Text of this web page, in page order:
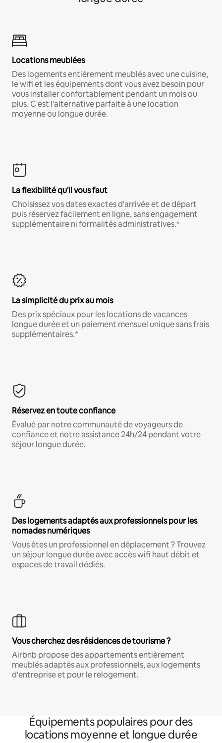
Locations meublées
Des logements entièrement meublés avec une cuisine,
le wifi et les équipements dont vous avez besoin pour
vous installer confortablement pendant un mois ou
plus. C'est l'alternative parfaite à une location
moyenne ou longue durée.
La flexibilité qu'il vous faut
Choisissez vos dates exactes d'arrivée et de départ
puis réservez facilement en ligne, sans engagement
supplémentaire ni formalités administratives.*
La simplicité du prix au mois
Des prix spéciaux pour les locations de vacances
longue durée et un paiement mensuel unique sans frais
supplémentaires.*
Réservez en toute confiance
Évalué par notre communauté de voyageurs de
confiance et notre assistance 24h/24 pendant votre
séjour longue durée.
Des logements adaptés aux professionnels pour les
nomades numériques
Vous êtes un professionnel en déplacement ? Trouvez
un séjour longue durée avec accès wifi haut débit et
espaces de travail dédiés.
Vous cherchez des résidences de tourisme ?
Airbnb propose des appartements entièrement
meublés adaptés aux professionnels, aux logements
d'entreprise et pour le relogement.
Équipements populaires pour des
locations moyenne et longue durée